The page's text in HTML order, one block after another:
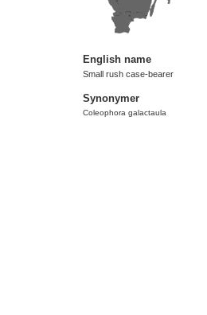
English name
Small rush case-bearer
Synonymer
Coleophora galactaula